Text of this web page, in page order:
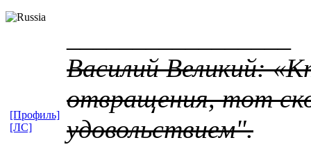
Василий Великий:
отвращения, тот
удовольствием".
[Профиль]
[ЛС]